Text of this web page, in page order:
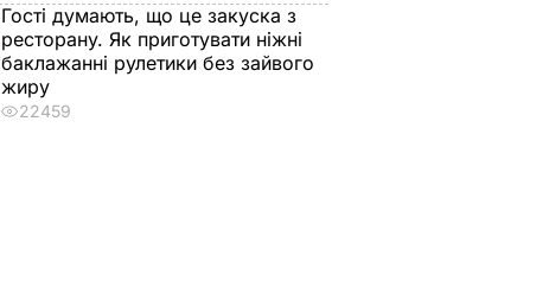
Гості думають, що це закуска з
ресторану. Як приготувати ніжні
баклажанні рулетики без зайвого
жиру
22459